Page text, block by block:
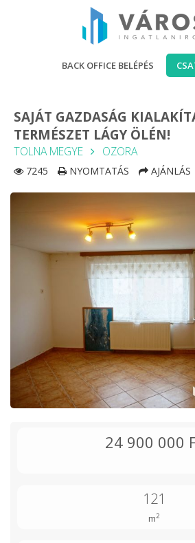
BACK OFFICE BELÉPÉS
SAJÁT GAZDASÁG
TERMÉSZET LÁGY ÖLÉN!
TOLNA MEGYE OZORA
7245 NYOMTATÁS AJÁNLÁS
24 900 000
121
m2